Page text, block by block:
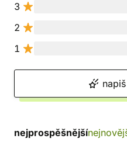
3
2
1
nejprospěšnější